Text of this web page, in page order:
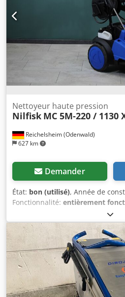
Reichelsheim (Odenwald)
627 km
Nettoyeur haute pression
Nilfisk MC 5M-220 / 1130
Demander
État: bon (utilisé), Année de
Fonctionnalité: entièrement
3520191300779
220 barre, tension d'entrée:400 V
Nilfisk MC 5M est équipé d’un
nouvelle buse rotative.
de réglage situé sur le nettoyeur
d’ajuster la pression de l’eau. Il
ce qui le rend utilisable même
cadre du travail quotidien.